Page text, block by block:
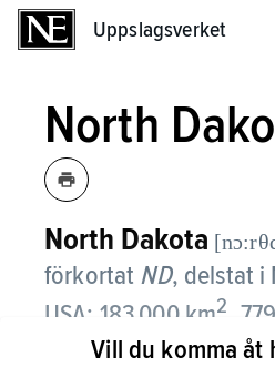
Uppslagsverket
North
North Dakota
förkortat ND, delstat i
USA; 183 000 km2 ,
(2020).Vill du komma åt